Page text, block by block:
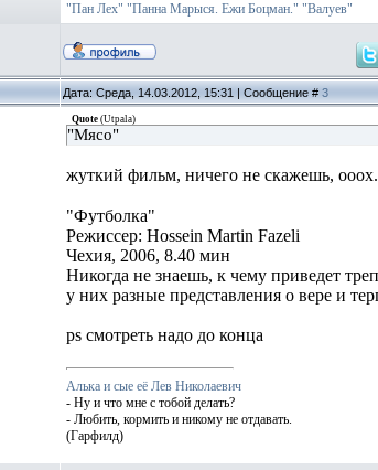
"Пан Лех" "Панна Марыся. Ежи Боцман." "Валуев"
Дата: Среда, 14.03.2012, 15:31 | Сообщение # 3
Quote (Utpala)
"Мясо"
жуткий фильм, ничего не скажешь,
"Футболка"
Режиссер: Hossein Martin Fazeli
Чехия, 2006, 8.40 мин
Никогда не знаешь, к чему приведет
у них разные представления о вере и
ps смотреть надо до конца
Алька и сые её Лев Николаевич
- Ну и что мне с тобой делать?
- Любить, кормить и никому не отдавать.
(Гарфилд)